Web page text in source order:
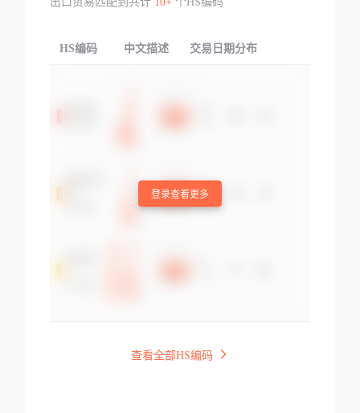
HS编码 中文描述 交易日期分布
登录查看更多
查看全部HS编码